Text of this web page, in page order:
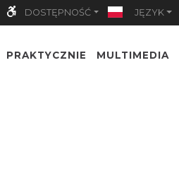
DOSTĘPNOŚĆ JĘZYK
PRAKTYCZNIE MULTIMEDIA